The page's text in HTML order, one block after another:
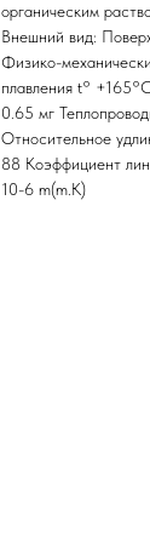
органическим
Внешний вид:
Физико-
плавления t°
0.65 мг
Относительное
88 Коэффициент
10-6 m(m.K)